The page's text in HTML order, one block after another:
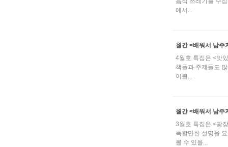
에서...
월간 <배워서 남주
4월호 특집은 <맛
책들과 주제들도
어볼...
월간 <배워서 남주
3월호 특집은 <광
득할만한 설명을
볼 수 있을...